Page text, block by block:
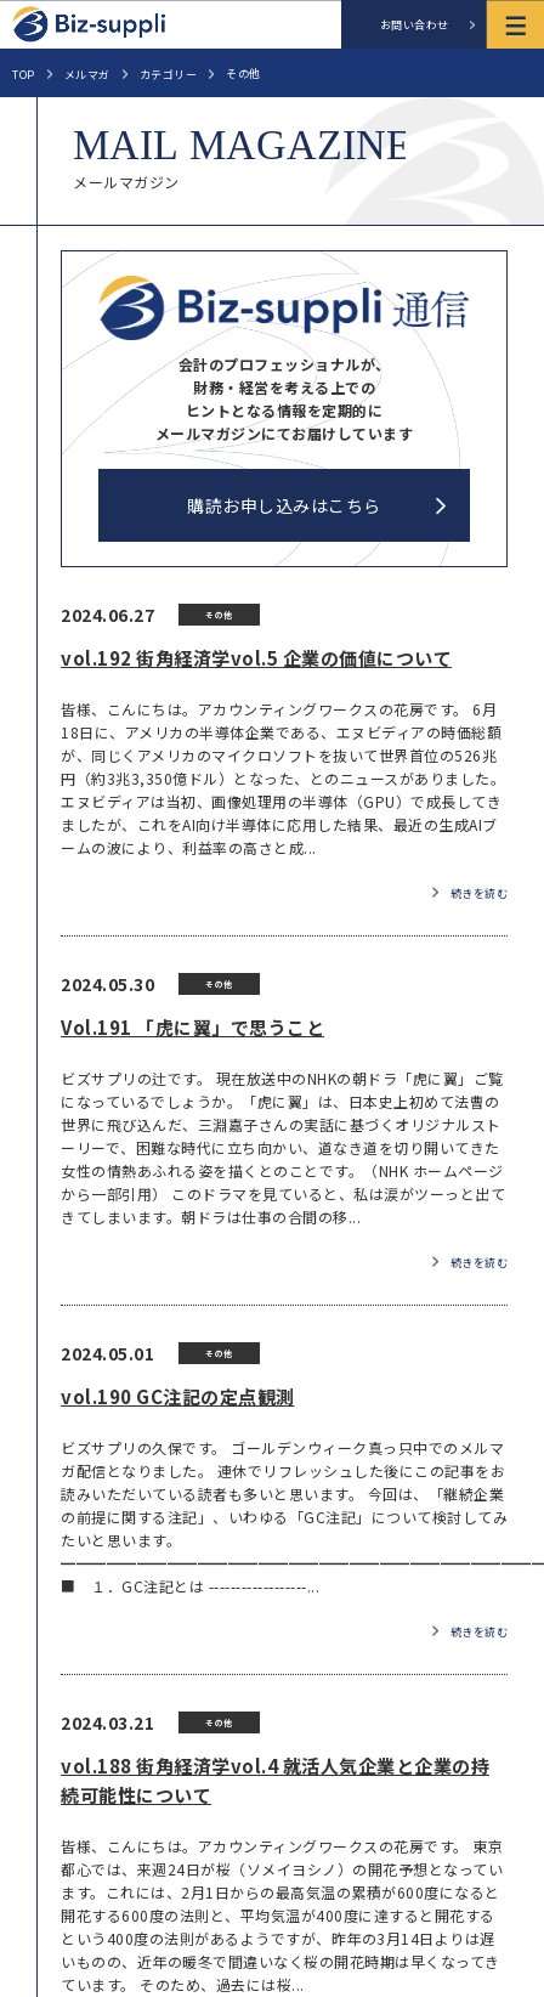
お問い合わせ
TOP メルマガ カテゴリー その他
メールマガジン
会計のプロフェッショナルが、
財務・経営を考える上での
ヒントとなる情報を定期的に
メールマガジンにてお届けしています
購読お申し込みはこちら
2024.06.27 その他
vol.192 街角経済学vol.5 企業の価値について
皆様、こんにちは。アカウンティングワークスの花房です。 6月
18日に、アメリカの半導体企業である、エヌビディアの時価総額
が、同じくアメリカのマイクロソフトを抜いて世界首位の526兆
円（約3兆3,350億ドル）となった、とのニュースがありました。
エヌビディアは当初、画像処理用の半導体（GPU）で成長してき
ましたが、これをAI向け半導体に応用した結果、最近の生成AIブ
ームの波により、利益率の高さと成...
続きを読む
2024.05.30 その他
Vol.191 「虎に翼」で思うこと
ビズサプリの辻です。 現在放送中のNHKの朝ドラ「虎に翼」ご覧
になっているでしょうか。「虎に翼」は、日本史上初めて法曹の
世界に飛び込んだ、三淵嘉子さんの実話に基づくオリジナルスト
ーリーで、困難な時代に立ち向かい、道なき道を切り開いてきた
女性の情熱あふれる姿を描くとのことです。（NHK ホームページ
から一部引用） このドラマを見ていると、私は涙がツーっと出て
きてしまいます。朝ドラは仕事の合間の移...
続きを読む
2024.05.01 その他
vol.190 GC注記の定点観測
ビズサプリの久保です。 ゴールデンウィーク真っ只中でのメルマ
ガ配信となりました。 連休でリフレッシュした後にこの記事をお
読みいただいている読者も多いと思います。 今回は、「継続企業
の前提に関する注記」、いわゆる「GC注記」について検討してみ
たいと思います。
■ １．GC注記とは ------------------...
続きを読む
2024.03.21 その他
vol.188 街角経済学vol.4 就活人気企業と企業の持
続可能性について
皆様、こんにちは。アカウンティングワークスの花房です。 東京
都心では、来週24日が桜（ソメイヨシノ）の開花予想となってい
ます。これには、2月1日からの最高気温の累積が600度になると
開花する600度の法則と、平均気温が400度に達すると開花する
という400度の法則があるようですが、昨年の3月14日よりは遅
いものの、近年の暖冬で間違いなく桜の開花時期は早くなってき
ています。 そのため、過去には桜...